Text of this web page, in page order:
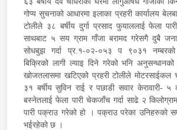
गोप्य सुचनाको आधारमा इलाका प्रहरी कार्यालय
टोलीले ३८ बर्षीय दुर्गा प्रसाद फुयाललाई फेला
साथबाट ५ सय ग्राम गाँजा बरामद गरेसगै दुबै
सोधबुझ गर्दा प्र.१-०२-०५३ प ९०३१ नम्बरको
बिक्रिको लागी ल्याइ दिने गरेको भनि
खोजतलासमा खटिएको प्रहरी टोलीले मोटरसाईकल
३१ बर्षीय सुविन राई र पछाडी सवार केरावारी-
बस्नेतलाई फेला पारी चेकजाँच गर्दा साढे २
पारी पक्राउ गरेको हो । पक्राउ परेका उनिहरुको
भईरहेको छ ।